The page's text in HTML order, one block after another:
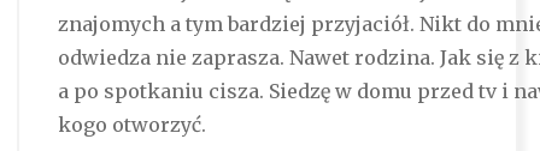
znajomych a tym bardziej przyjaciół. Nikt do
odwiedza nie zaprasza. Nawet rodzina. Jak się z
a po spotkaniu cisza. Siedzę w domu przed tv i
kogo otworzyć.